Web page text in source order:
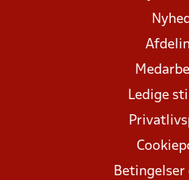
Ledige